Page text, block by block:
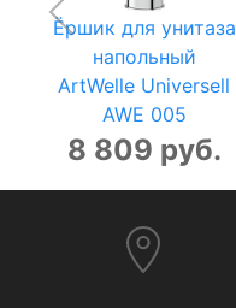
Ёршик для унитаза
напольный
ArtWelle Universell
AWE 005
8 809 руб.